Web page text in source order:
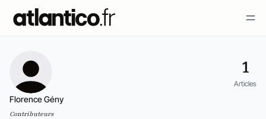
1
Articles
Florence Gény
Contributeurs